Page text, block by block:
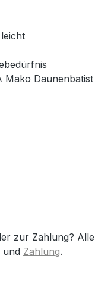
Mako Daunenbatist
zur Zahlung? Alle
und Zahlung.